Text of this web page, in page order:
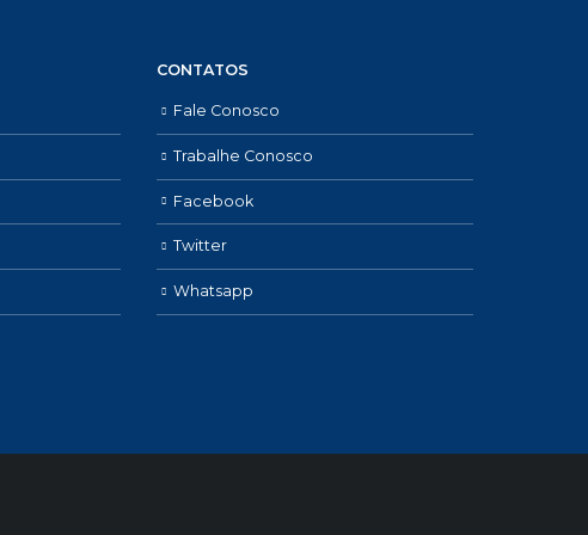
CONTATOS
Fale Conosco
Trabalhe Conosco
Facebook
Twitter
Whatsapp